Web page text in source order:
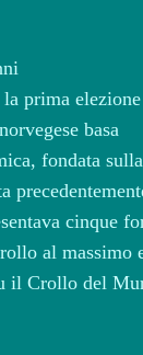
prima
basa
fondata
cinque
al massimo
il Crollo del